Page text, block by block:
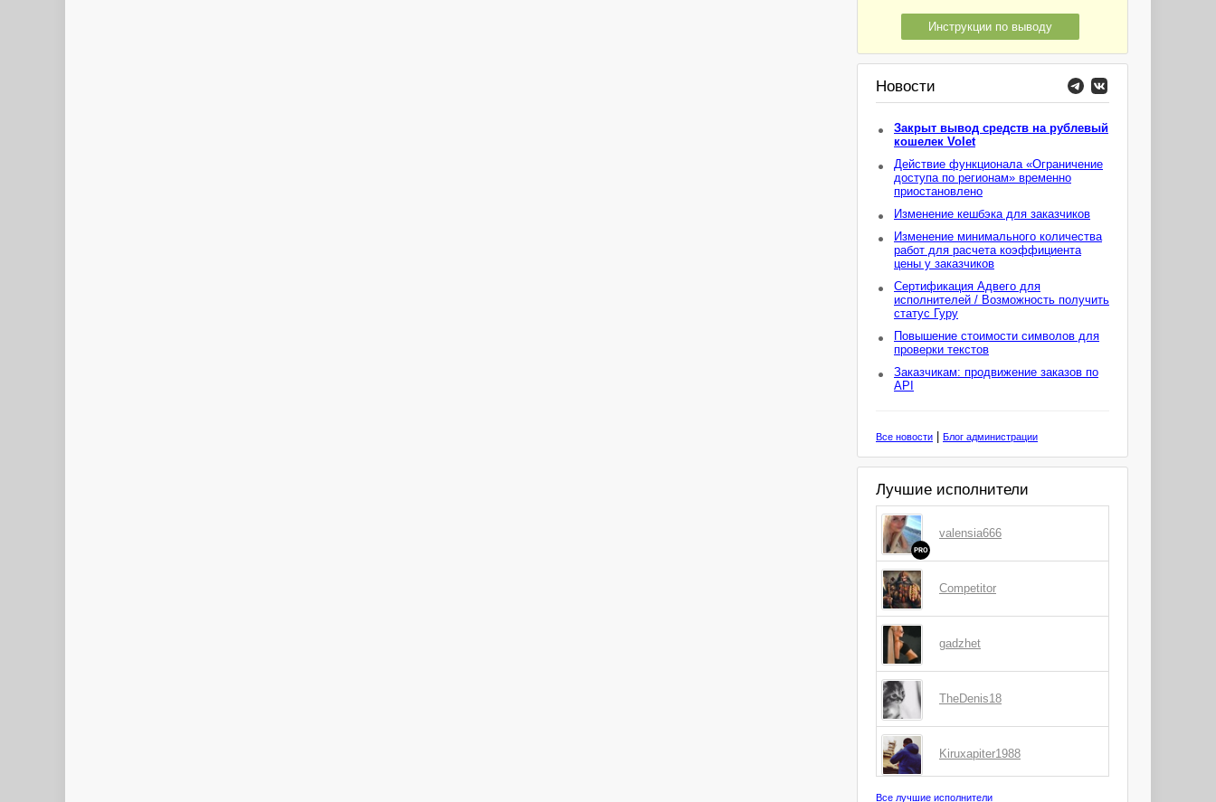
Инструкции по выводу
Новости
Закрыт вывод средств на рублевый
кошелек Volet
Действие функционала «Ограничение
доступа по регионам» временно
приостановлено
Изменение кешбэка для заказчиков
Изменение минимального количества
работ для расчета коэффициента
цены у заказчиков
Сертификация Адвего для
исполнителей / Возможность получить
статус Гуру
Повышение стоимости символов для
проверки текстов
Заказчикам: продвижение заказов по
API
Все новости Блог администрации
Лучшие исполнители
PRO
valensia666
Competitor
gadzhet
TheDenis18
Kiruxapiter1988
Все лучшие исполнители